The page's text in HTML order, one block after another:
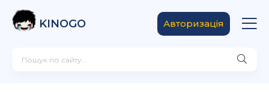
KINOGO Авторизація